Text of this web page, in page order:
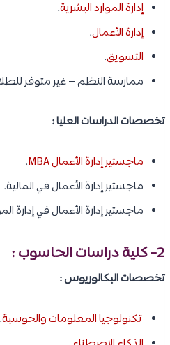
إدارة الموارد البشرية.
إدارة الأعمال.
التسويق.
ممارسة النظم – غير متوفر
تخصصات الدراسات العليا :
ماجستير إدارة الأعمال MBA
.
ماجستير إدارة الأعمال في المالية.
ماجستير إدارة الأعمال في إدارة
2- كلية دراسات الحاسوب :
تخصصات البكالوريوس :
تكنولوجيا المعلومات والحوسبة.